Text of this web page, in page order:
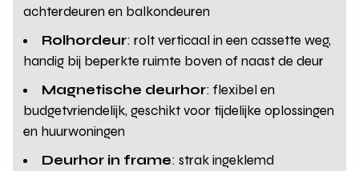
achterdeuren en balkondeuren
Rolhordeur: rolt verticaal in een cassette weg,
handig bij beperkte ruimte boven of naast de deur
Magnetische deurhor: flexibel en
budgetvriendelijk, geschikt voor tijdelijke oplossingen
en huurwoningen
Deurhor in frame: strak ingeklemd